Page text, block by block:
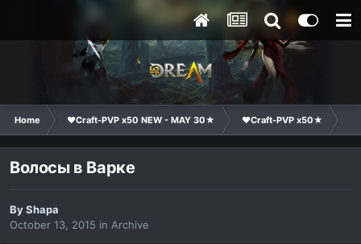
Home ❤Craft-PVP x50 NEW - MAY 30★ ❤Craft-PVP x50★
Волосы в Варке
ByShapa
October 13, 2015 in Archive